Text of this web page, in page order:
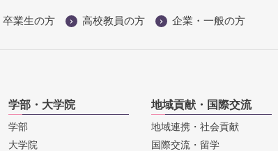
卒業生の方 高校教員の方 企業・一般の方
学部・大学院
学部
大学院
地域貢献・国際交流
地域連携・社会貢献
国際交流・留学